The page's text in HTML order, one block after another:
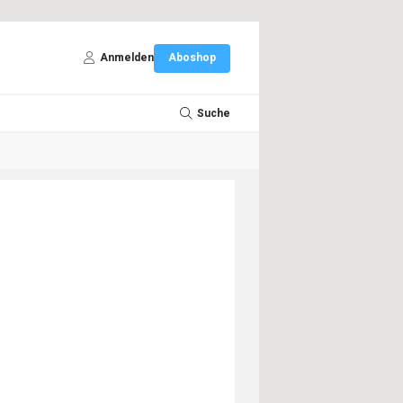
Anmelden Aboshop
Suche